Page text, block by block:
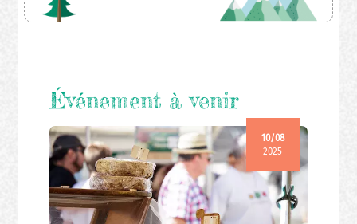
Événement à venir
10/08
2025